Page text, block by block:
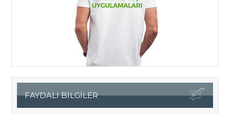
FAYDALI BİLGİLER